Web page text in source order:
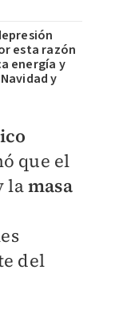
esta razón
energía y
y
que el
lamasa
del